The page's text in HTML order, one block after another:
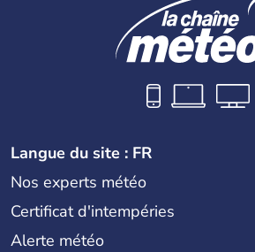
Langue du site : FR
Nos experts météo
Certificat d'intempéries
Alerte météo